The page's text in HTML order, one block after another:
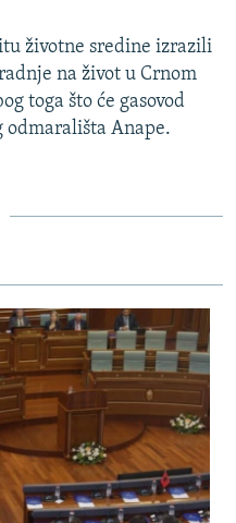
životne sredine izrazili
na život u Crnom
toga što će gasovod
Anape.